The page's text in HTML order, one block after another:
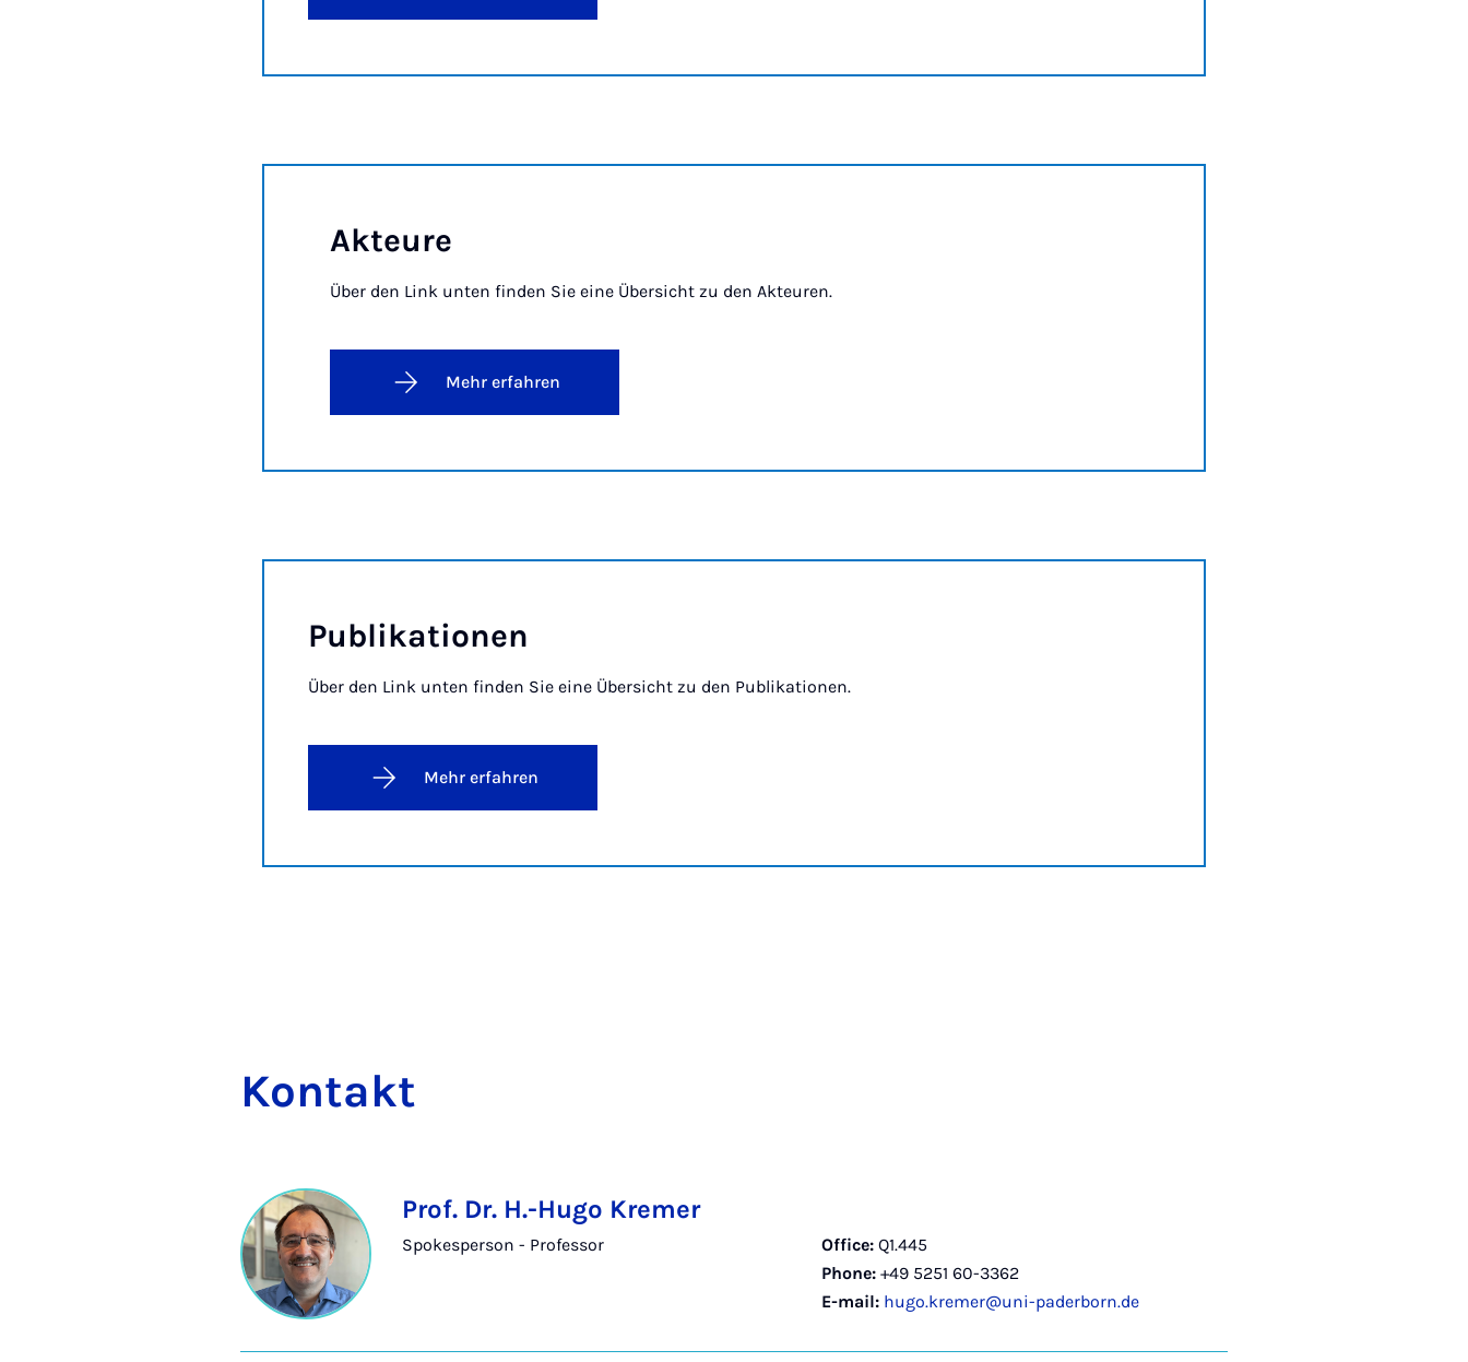
Ak­teure
Über den Link unten finden Sie eine Übersicht zu den Akteuren.
Mehr erfahren
Pub­lika­tion­en
Über den Link unten finden Sie eine Übersicht zu den Publikationen.
Mehr erfahren
Kon­takt
Prof. Dr. H.-Hugo Kremer
Spokesperson - Professor Office: Q1.445
Phone: +49 5251 60-3362
E-mail: hugo.kremer@uni-paderborn.de